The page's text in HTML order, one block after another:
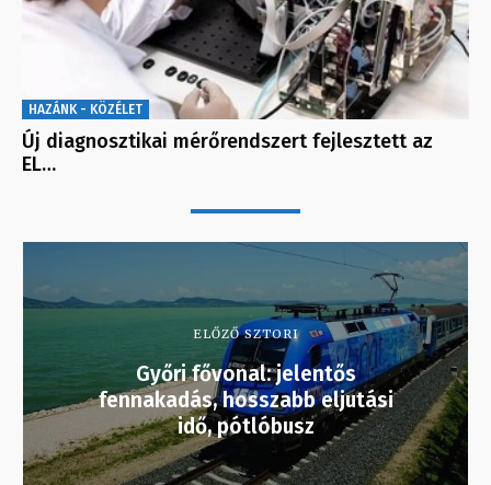
HAZÁNK - KÖZÉLET
Új diagnosztikai mérőrendszert fejlesztett az
EL…
ELŐZŐ SZTORI
Győri fővonal: jelentős
fennakadás, hosszabb eljutási
idő, pótlóbusz